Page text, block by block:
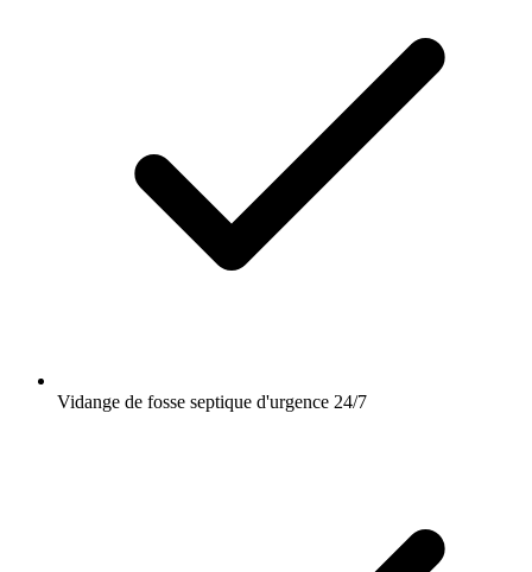
Vidange de fosse septique d'urgence 24/7